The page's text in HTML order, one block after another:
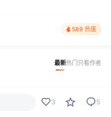
589 热度
最新热门 只看作者
3 5